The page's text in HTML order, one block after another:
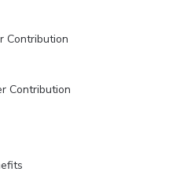
Contribution
Contribution